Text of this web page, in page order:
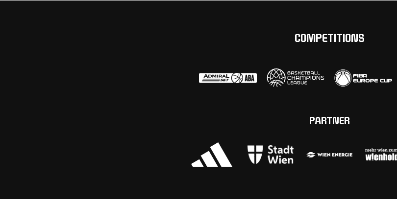
COMPETITIONS
PARTNER